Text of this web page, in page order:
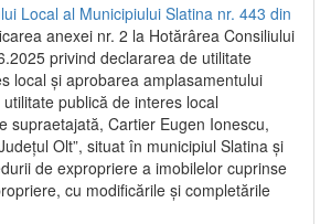
Local al Municipiului Slatina nr. 443 din
anexei nr. 2 la Hotărârea Consiliului
privind declararea de utilitate
local şi aprobarea amplasamentului
publică de interes local
supraetajată, Cartier Eugen Ionescu,
Olt”, situat în municipiul Slatina şi
de expropriere a imobilelor cuprinse
cu modificările şi completările